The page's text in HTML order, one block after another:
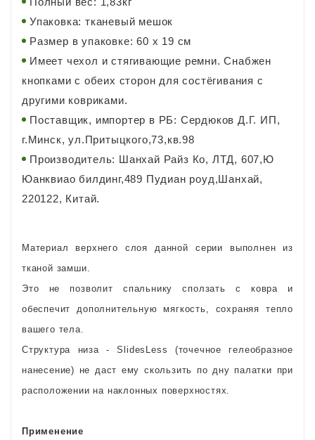
Упаковка: тканевый мешок
Размер в упаковке: 60 х 19 см
Имеет чехол и стягивающие ремни. Снабжен
кнопками с обеих сторон для состёгивания с
другими ковриками.
Поставщик, импортер в РБ: Сердюков Д.Г. ИП,
г.Минск, ул.Притыцкого,73,кв.98
Производитель: Шанхай Райз Ко, ЛТД, 607,Ю
Юанквиао билдинг,489 Пудиан роуд,Шанхай,
220122, Китай.
Материал верхнего слоя данной серии выполнен из
тканой замши.
Это не позволит спальнику сползать с ковра и
обеспечит дополнительную мягкость, сохраняя тепло
вашего тела.
Структура низа - SlidesLess (точечное гелеобразное
нанесение) не даст ему скользить по дну палатки при
расположении на наклонных поверхностях.
Применение